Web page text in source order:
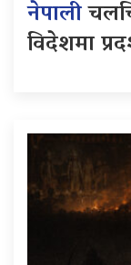
नेपाली
विदेशमा